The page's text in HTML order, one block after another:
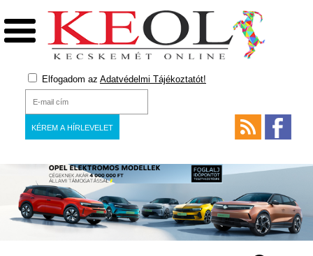
Elfogadom az Adatvédelmi Tájékoztatót!